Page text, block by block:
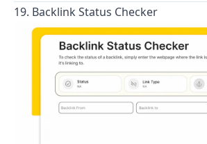
19. Backlink Status Checker